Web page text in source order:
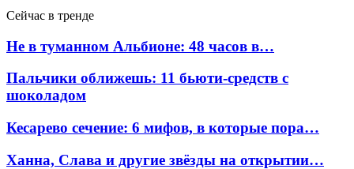
Сейчас в тренде
Не в туманном Альбионе: 48 часов в…
Пальчики оближешь: 11 бьюти-средств с
шоколадом
Кесарево сечение: 6 мифов, в которые пора…
Ханна, Слава и другие звёзды на открытии…